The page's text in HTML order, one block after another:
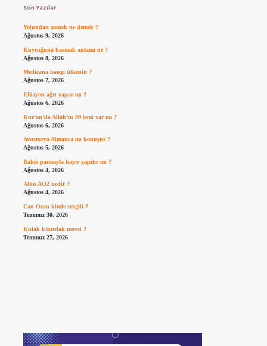
Son Yazılar
Yolundan azmak ne demek ?
Ağustos 9, 2026
Kuyruğuna basmak anlamı ne ?
Ağustos 8, 2026
Medicana hangi ülkenin ?
Ağustos 7, 2026
Efüzyon ağrı yapar mı ?
Ağustos 6, 2026
Kur’an’da Allah’ın 99 ismi var mı ?
Ağustos 6, 2026
Avusturya Almanca mı konuşur ?
Ağustos 5, 2026
Bahis parasıyla hayır yapılır mı ?
Ağustos 4, 2026
Altın AO2 nedir ?
Ağustos 4, 2026
Can Ozan kimle sevgili ?
Temmuz 30, 2026
Kulak kıkırdak neresi ?
Temmuz 27, 2026